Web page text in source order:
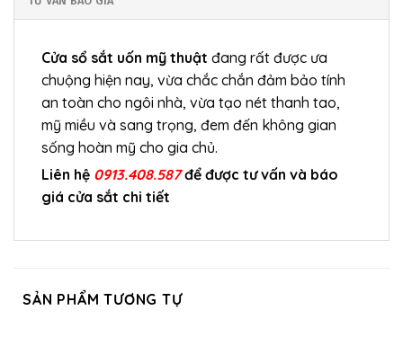
Cửa sổ sắt uốn mỹ thuật đang rất được ưa
chuộng hiện nay, vừa chắc chắn đảm bảo tính
an toàn cho ngôi nhà, vừa tạo nét thanh tao,
mỹ miều và sang trọng, đem đến không gian
sống hoàn mỹ cho gia chủ.
Liên hệ 0913.408.587để được tư vấn và báo
giá cửa sắt chi tiết
SẢN PHẨM TƯƠNG TỰ